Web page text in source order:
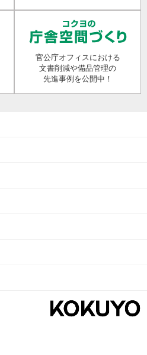
官公庁オフィスにおける
文書削減や備品管理の
先進事例を公開中！